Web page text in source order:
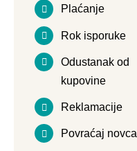
Plaćanje
Rok isporuke
Odustanak od
kupovine
Reklamacije
Povraćaj novca